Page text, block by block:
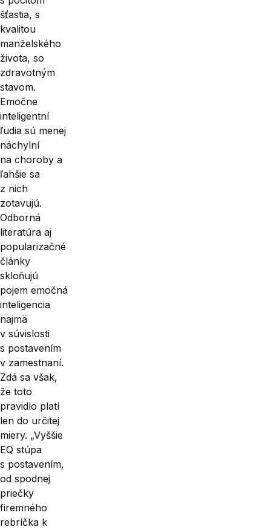
šťastia, s
kvalitou
manželského
života, so
zdravotným
stavom.
Emočne
inteligentní
ľudia sú menej
náchylní
na choroby a
ľahšie sa
z nich
zotavujú.
Odborná
literatúra aj
popularizačné
články
skloňujú
pojem emočná
inteligencia
najmä
v súvislosti
s postavením
v zamestnaní.
Zdá sa však,
že toto
pravidlo platí
len do určitej
miery. „Vyššie
EQ stúpa
s postavením,
od spodnej
priečky
firemného
rebríčka k